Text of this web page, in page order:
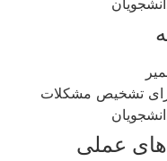
تشخیص مشکلات